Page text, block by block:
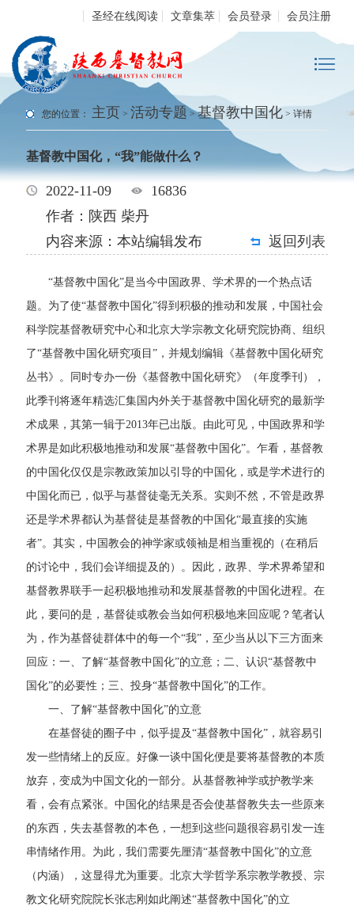
圣经在线阅读 文章集萃 会员登录 会员注册
您的位置： 主页 > 活动专题 >基督教中国化 > 详情
基督教中国化，“我”能做什么？
2022-11-09
16836
作者：陕西 柴丹
内容来源：本站编辑发布
返回列表
“基督教中国化”是当今中国政界、学术界的一个热点话
题。为了使“基督教中国化”得到积极的推动和发展，中国社会
科学院基督教研究中心和北京大学宗教文化研究院协商、组织
了“基督教中国化研究项目”，并规划编辑《基督教中国化研究
丛书》。同时专办一份《基督教中国化研究》（年度季刊），
此季刊将逐年精选汇集国内外关于基督教中国化研究的最新学
术成果，其第一辑于2013年已出版。由此可见，中国政界和学
术界是如此积极地推动和发展“基督教中国化”。乍看，基督教
的中国化仅仅是宗教政策加以引导的中国化，或是学术进行的
中国化而已，似乎与基督徒毫无关系。实则不然，不管是政界
还是学术界都认为基督徒是基督教的中国化“最直接的实施
者”。其实，中国教会的神学家或领袖是相当重视的（在稍后
的讨论中，我们会详细提及的）。因此，政界、学术界希望和
基督教界联手一起积极地推动和发展基督教的中国化进程。在
此，要问的是，基督徒或教会当如何积极地来回应呢？笔者认
为，作为基督徒群体中的每一个“我”，至少当从以下三方面来
回应：一、了解“基督教中国化”的立意；二、认识“基督教中
国化”的必要性；三、投身“基督教中国化”的工作。
一、了解“基督教中国化”的立意
在基督徒的圈子中，似乎提及“基督教中国化”，就容易引
发一些情绪上的反应。好像一谈中国化便是要将基督教的本质
放弃，变成为中国文化的一部分。从基督教神学或护教学来
看，会有点紧张。中国化的结果是否会使基督教失去一些原来
的东西，失去基督教的本色，一想到这些问题很容易引发一连
串情绪作用。为此，我们需要先厘清“基督教中国化”的立意
（内涵），这显得尤为重要。北京大学哲学系宗教学教授、宗
教文化研究院院长张志刚如此阐述“基督教中国化”的立